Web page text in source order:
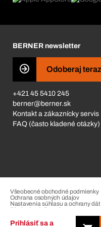
Prihlásiť sa a
Business Conduct
BERNER newsletter
Odoberaj teraz
+421 45 5410 245
berner@berner.sk
Kontakt a zákaznícky servis
FAQ (často kladené
Všeobecné obchodné podmienky
Ochrana osobných údajov
Nastavenia súhlasu a ochrany dát
Riadenie sťažností